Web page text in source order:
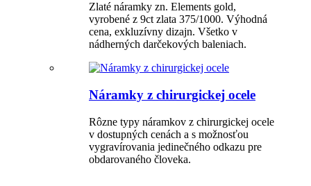
Zlaté náramky zn. Elements gold,
vyrobené z 9ct zlata 375/1000. Výhodná
cena, exkluzívny dizajn. Všetko v
nádherných darčekových baleniach.
Náramky z chirurgickej ocele
Rôzne typy náramkov z chirurgickej ocele
v dostupných cenách a s možnosťou
vygravírovania jedinečného odkazu pre
obdarovaného človeka.